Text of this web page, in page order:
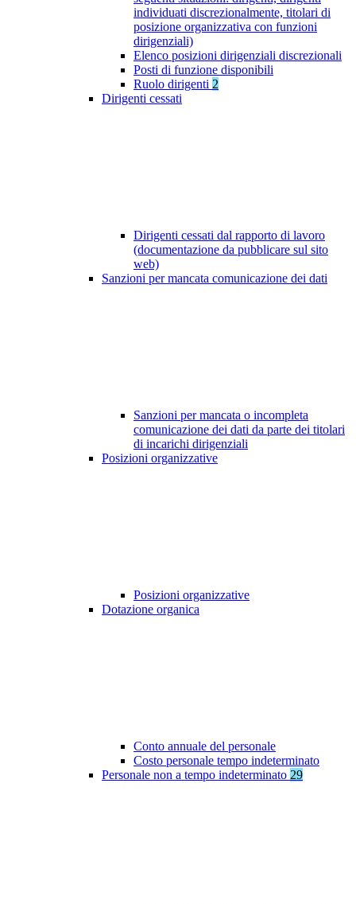
individuati discrezionalmente, titolari di
posizione organizzativa con funzioni
dirigenziali)
Elenco posizioni dirigenziali discrezionali
Posti di funzione disponibili
Ruolo dirigenti 2
Dirigenti cessati
Dirigenti cessati dal rapporto di lavoro
(documentazione da pubblicare sul sito
web)
Sanzioni per mancata comunicazione dei dati
Sanzioni per mancata o incompleta
comunicazione dei dati da parte dei titolari
di incarichi dirigenziali
Posizioni organizzative
Posizioni organizzative
Dotazione organica
Conto annuale del personale
Costo personale tempo indeterminato
Personale non a tempo indeterminato 29